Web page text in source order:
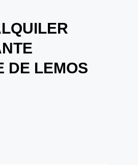
DE LEMOS